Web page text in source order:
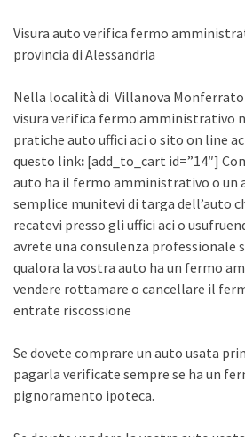
Visura auto verifica fermo
provincia di Alessandria
Nella località di Villanova
visura verifica fermo amministrativo
pratiche auto uffici aci o sito on line
questo link: [add_to_cart id=”14″]
auto ha il fermo amministrativo o un
semplice munitevi di targa dell’auto
recatevi presso gli uffici aci o
avrete una consulenza professionale
qualora la vostra auto ha un fermo
vendere rottamare o cancellare il
entrate riscossione
Se dovete comprare un auto usata
pagarla verificate sempre se ha un
pignoramento ipoteca.